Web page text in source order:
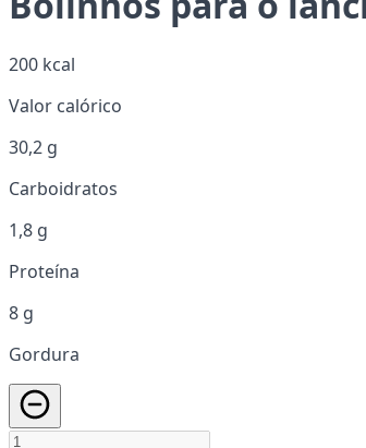
200 kcal
Valor calórico
30,2 g
Carboidratos
1,8 g
Proteína
8 g
Gordura